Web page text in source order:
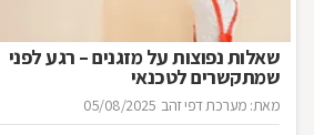
שאלות נפוצות על מזגנים – רגע לפני
שמתקשרים לטכנאי
מאת: מערכת דפי זהב 05/08/2025